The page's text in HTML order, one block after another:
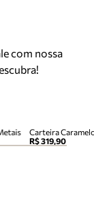
com nossa
Carteira
R$ 319,90